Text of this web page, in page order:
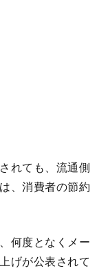
れても、流通側
、消費者の節約
何度となくメー
げが公表されて